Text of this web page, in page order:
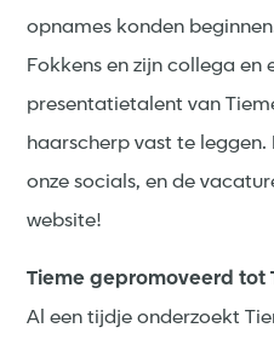
opnames konden
Fokkens en zijn collega en
presentatietalent van
haarscherp vast te leggen.
onze socials, en de
website!
Tieme gepromoveerd tot
Al een tijdje onderzoekt